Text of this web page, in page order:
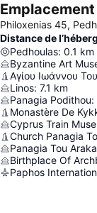
Emplacement
Philoxenias 45,
Distance de
Pedhoulas: 0.1 km
Byzantine Art
Αγίου Ιωάννου
Linos: 7.1 km
Panagia Podithou:
Monastère De
Cyprus Train
Church Panagia
Panagia Tou Araka
Birthplace Of
Paphos